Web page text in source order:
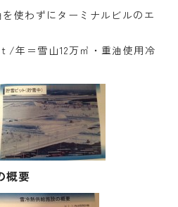
使わずにターミナルビルのエ
＝雪山12万㎥・重油使用冷
概要